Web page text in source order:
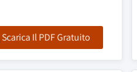
Scarica Il PDF Gratuito